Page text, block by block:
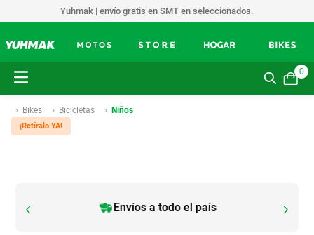
Yuhmak | envío gratis en SMT en seleccionados.
0
Bikes Bicicletas Niños
¡Retíralo YA!
Envíos a todo el país